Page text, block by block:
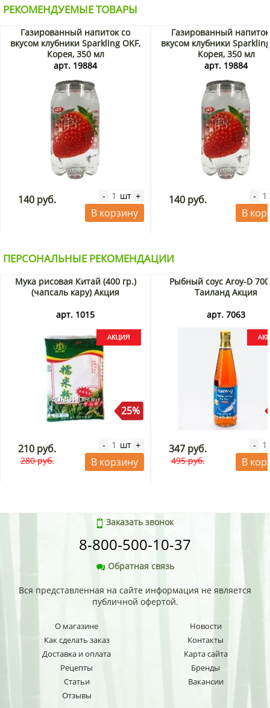
РЕКОМЕНДУЕМЫЕ ТОВАРЫ
Газированный напиток со
вкусом клубники Sparkling OKF,
Корея, 350 мл
арт. 19884
140 руб. - шт +
В корзину
Газированный
вкусом клубники
Корея, 350 мл
арт. 19884
140 руб. -
В
ПЕРСОНАЛЬНЫЕ РЕКОМЕНДАЦИИ
Мука рисовая Китай (400 гр.)
(чапсаль кару) Акция
арт. 1015
25%
210 руб.
280 руб.
- шт +
В корзину
Рыбный соус Aroy-D
Таиланд Акция
арт. 7063
347 руб.
495 руб.
-
В
Заказать звонок
8-800-500-10-37
Обратная связь
Вся представленная на сайте информация не является
публичной офертой.
О магазине
Как сделать заказ
Доставка и оплата
Рецепты
Статьи
Отзывы
Новости
Контакты
Карта сайта
Бренды
Вакансии